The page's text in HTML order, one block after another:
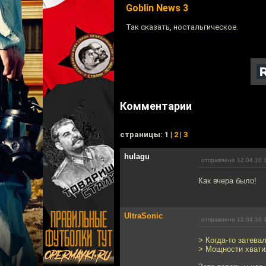
Goblin News 3
Так сказать, ностальгическое.
Комментарии
cтраницы: 1 | 2 | 3
hulagu отправлено 12.04.10
Как вчера было!
UltraSonic отправлено 12.04.10
> Когда-то
> Мощности